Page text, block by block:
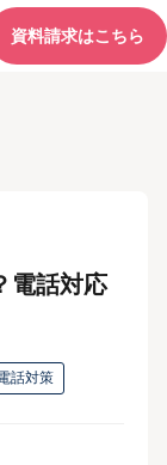
資料請求はこちら
電話対応
話対策